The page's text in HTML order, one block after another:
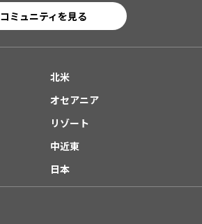
コミュニティを見る
北米
オセアニア
リゾート
中近東
日本